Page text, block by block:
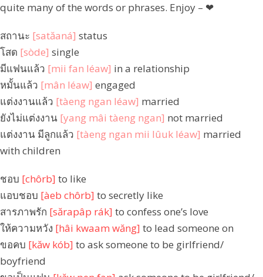
quite many of the words or phrases. Enjoy – ❤
สถานะ [satăaná] status
โสด [sòde] single
มีแฟนแล้ว [mii fan léaw] in a relationship
หมั้นแล้ว [mân léaw] engaged
แต่งงานแล้ว [tàeng ngan léaw] married
ยังไม่แต่งงาน [yang mâi tàeng ngan] not married
แต่งงาน มีลูกแล้ว [tàeng ngan mii lûuk léaw] married
with children
ชอบ [chôrb] to like
แอบชอบ [àeb chôrb] to secretly like
สารภาพรัก [sărapâp rák] to confess one’s love
ให้ความหวัง [hâi kwaam wăng] to lead someone on
ขอคบ [kăw kób] to ask someone to be girlfriend/
boyfriend